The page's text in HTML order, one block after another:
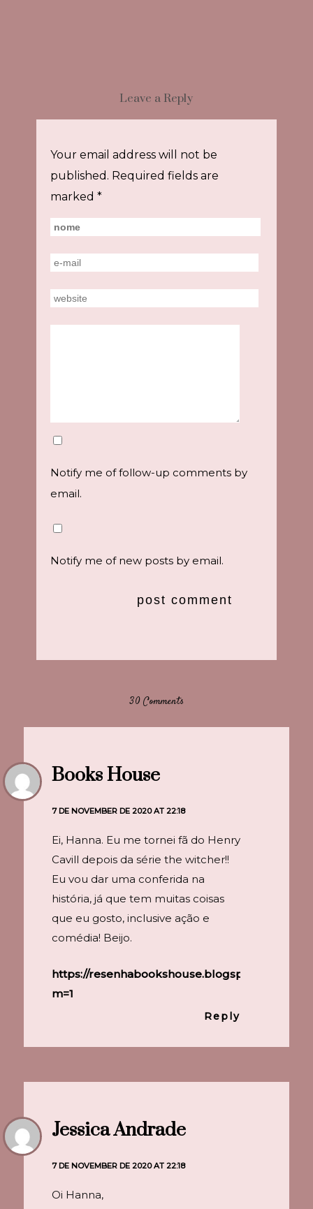
Leave a Reply
Your email address will not be
published. Required fields are
marked *
Notify me of follow-up comments by
email.
Notify me of new posts by email.
30 Comments
Books House
7 DE NOVEMBER DE 2020 AT 22:18
Ei, Hanna. Eu me tornei fã do Henry
Cavill depois da série the witcher!!
Eu vou dar uma conferida na
história, já que tem muitas coisas
que eu gosto, inclusive ação e
comédia! Beijo.
https://resenhabookshouse.blogspot.com/?
m=1
Reply
Jessica Andrade
7 DE NOVEMBER DE 2020 AT 22:18
Oi Hanna,